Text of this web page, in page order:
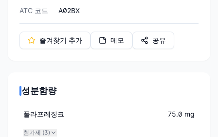
ATC 코드
A02BX
즐겨찾기 추가 메모 공유
성분함량
폴라프레징크 75.0 mg
첨가제 (3)